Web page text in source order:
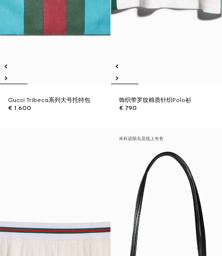
Gucci Tribeca系列大号托特包
€ 1.600
饰织带罗纹棉质针织Polo衫
€ 790
米科诺斯岛及线上专售